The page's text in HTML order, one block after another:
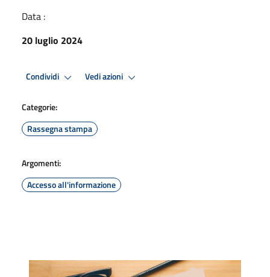
Data :
20 luglio 2024
Condividi Vedi azioni
Categorie:
Rassegna stampa
Argomenti:
Accesso all'informazione